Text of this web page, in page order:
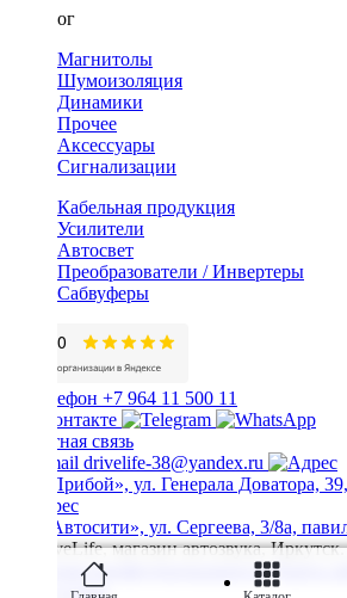
Каталог
Магнитолы
Шумоизоляция
Динамики
Прочее
Аксессуары
Сигнализации
Кабельная продукция
Усилители
Автосвет
Преобразователи / Инвертеры
Сабвуферы
+7 964 11 500 11
Обратная связь
drivelife-38@yandex.ru
ТЦ «Прибой», ул. Генерала Доватора,
ТЦ «Автосити», ул. Сергеева, 3/8а,
© DriveLife, магазин автозвука,
Политика конфиденциальности Карта
Prime Group